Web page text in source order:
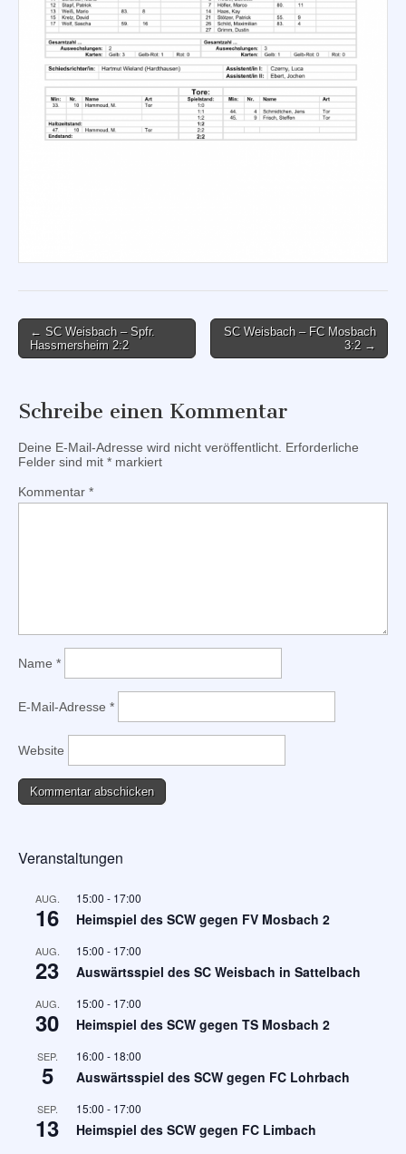
Post
navigation
← SC Weisbach – Spfr.
Hassmersheim 2:2
SC Weisbach – FC Mosbach
3:2 →
Schreibe einen Kommentar
Deine E-Mail-Adresse wird nicht veröffentlicht. Erforderliche
Felder sind mit * markiert
Kommentar *
Name *
E-Mail-Adresse *
Website
Veranstaltungen
AUG.
16
15:00 - 17:00
Heimspiel des SCW gegen FV Mosbach 2
AUG.
23
15:00 - 17:00
Auswärtsspiel des SC Weisbach in Sattelbach
AUG.
30
15:00 - 17:00
Heimspiel des SCW gegen TS Mosbach 2
SEP.
5
16:00 - 18:00
Auswärtsspiel des SCW gegen FC Lohrbach
SEP.
13
15:00 - 17:00
Heimspiel des SCW gegen FC Limbach